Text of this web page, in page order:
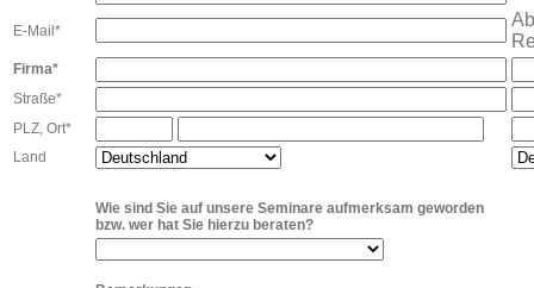
E-Mail*
Firma*
Straße*
PLZ, Ort*
Land
Wie sind Sie auf unsere Seminare aufmerksam geworden
bzw. wer hat Sie hierzu beraten?